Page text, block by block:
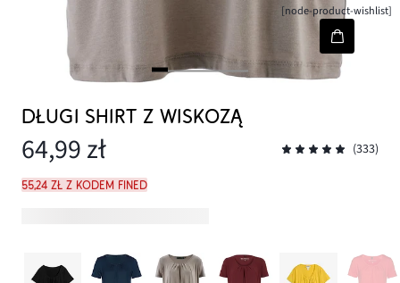
[node-product-wishlist]
DŁUGI SHIRT Z WISKOZĄ
64,99 zł (333)
55,24 zł z kodem FINED